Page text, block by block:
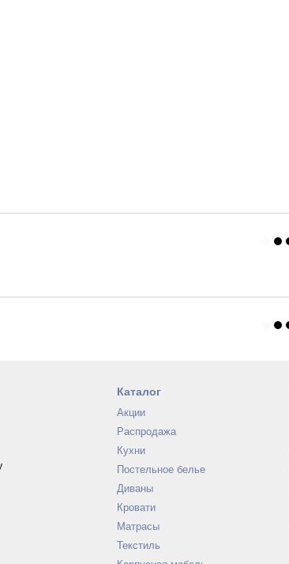
Каталог
Акции
Распродажа
Кухни
Постельное белье
Диваны
Кровати
Матрасы
Текстиль